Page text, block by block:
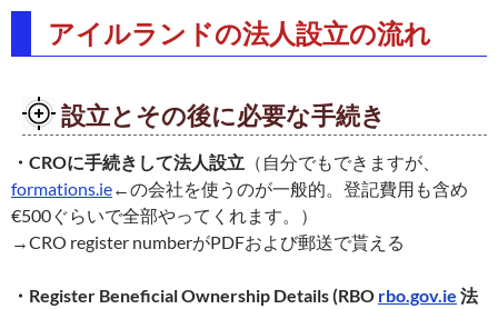
アイルランドの法人設立の流れ
設立とその後に必要な手続き
・CROに手続きして法人設立 （自分でもできますが、
formations.ie←の会社を使うのが一般的。登記費用も含め
€500ぐらいで全部やってくれます。）
→CRO register numberがPDFおよび郵送で貰える
・Register Beneficial Ownership Details (RBO rbo.gov.ie 法